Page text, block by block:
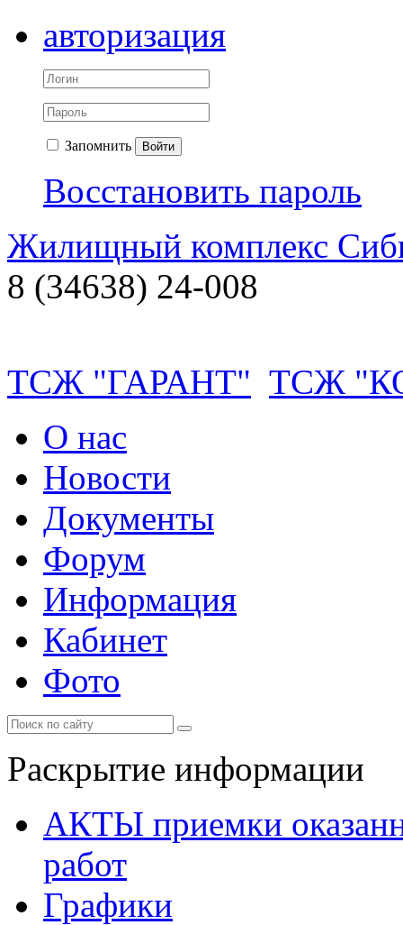
авторизация
Запомнить Войти
Восстановить пароль
Жилищный комплекс
8 (34638) 24-008
ТСЖ "ГАРАНТ" ТСЖ
О нас
Новости
Документы
Форум
Информация
Кабинет
Фото
Раскрытие информации
АКТЫ приемки
работ
Графики